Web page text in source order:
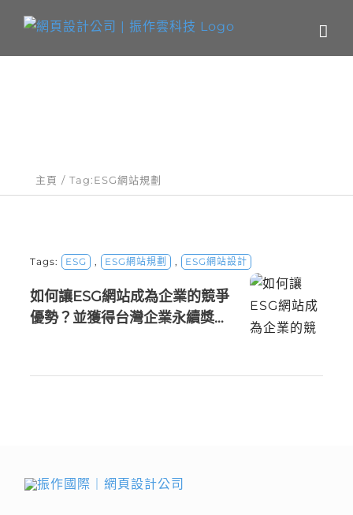
content
主頁 Tag:ESG網站規劃
如何讓ESG網站成為企業的競爭
優勢？並獲得台灣企業永續獎的
Tags: ESG , ESG網站規劃 , ESG網站設計